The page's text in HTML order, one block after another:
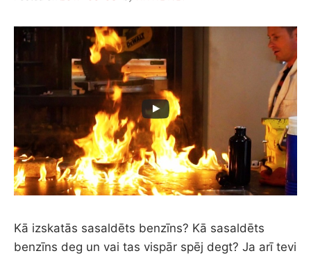
Kā izskatās sasaldēts benzīns? Kā sasaldēts
benzīns deg un vai tas vispār spēj degt? Ja arī tevi